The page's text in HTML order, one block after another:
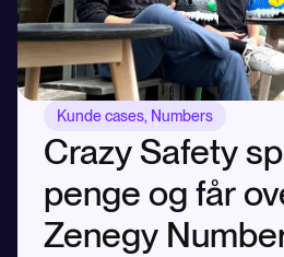
Kunde cases, Numbers
Crazy Safety
penge og får
Zenegy